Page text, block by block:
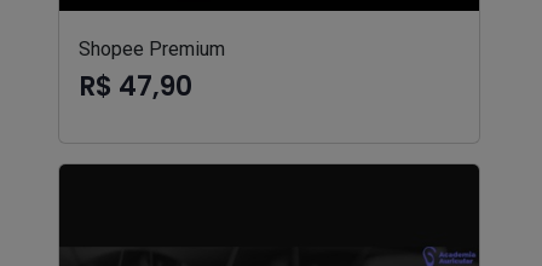
Shopee Premium
R$ 47,90